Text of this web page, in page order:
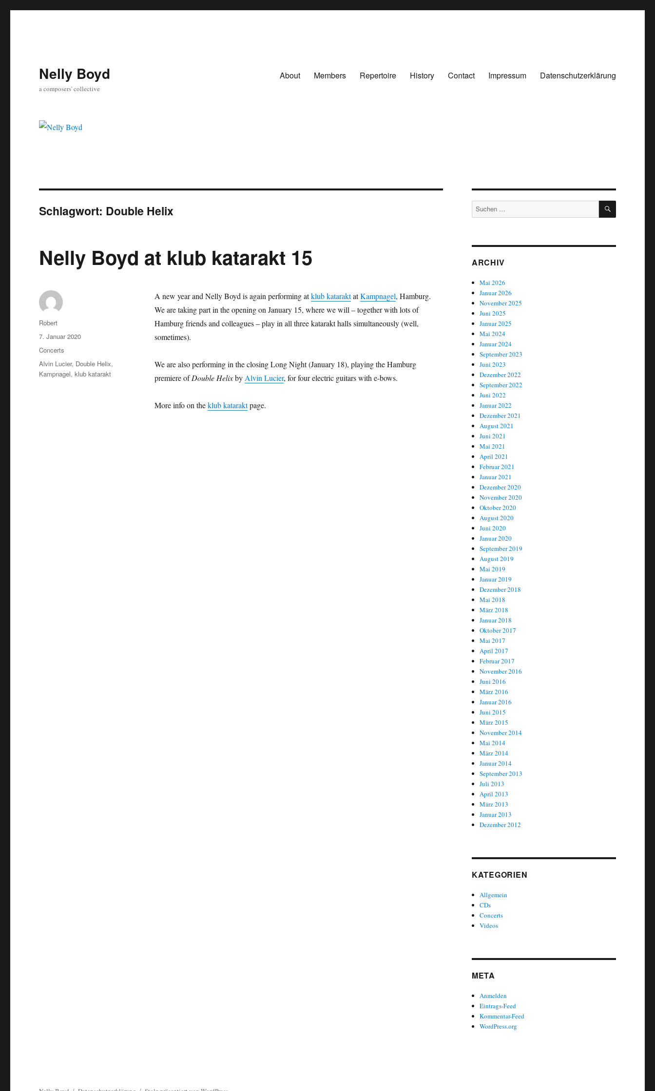
Nelly Boyd
a composers' collective
About Members Repertoire History Contact Impressum Datenschutzerklärung
Schlagwort: Double Helix
Nelly Boyd at klub katarakt 15
A new year and Nelly Boyd is again performing atklub kataraktatKampnagel, Hamburg.
We are taking part in the opening on January 15, where we will – together with lots of
Hamburg friends and colleagues – play in all three katarakt halls simultaneously (well,
sometimes).
We are also performing in the closing Long Night (January 18), playing the Hamburg
premiere ofDouble HelixbyAlvin Lucier, for four electric guitars with e-bows.
More info on theklub kataraktpage.
Autor
Robert
Veröffentlicht
am
7. Januar 2020
Kategorien
Concerts
Schlagwörter
Alvin Lucier, Double Helix,
Kampnagel,klub katarakt
Suchen
nach:
SUCHEN
ARCHIV
Mai 2026
Januar 2026
November 2025
Juni 2025
Januar 2025
Mai 2024
Januar 2024
September 2023
Juni 2023
Dezember 2022
September 2022
Juni 2022
Januar 2022
Dezember 2021
August 2021
Juni 2021
Mai 2021
April 2021
Februar 2021
Januar 2021
Dezember 2020
November 2020
Oktober 2020
August 2020
Juni 2020
Januar 2020
September 2019
August 2019
Mai 2019
Januar 2019
Dezember 2018
Mai 2018
März 2018
Januar 2018
Oktober 2017
Mai 2017
April 2017
Februar 2017
November 2016
Juni 2016
März 2016
Januar 2016
Juni 2015
März 2015
November 2014
Mai 2014
März 2014
Januar 2014
September 2013
Juli 2013
April 2013
März 2013
Januar 2013
Dezember 2012
KATEGORIEN
Allgemein
CDs
Concerts
Videos
META
Anmelden
Eintrags-Feed
Kommentar-Feed
WordPress.org